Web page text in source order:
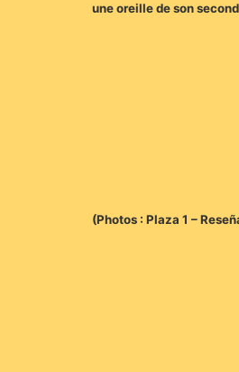
une oreille de son
(Photos : Plaza 1 –